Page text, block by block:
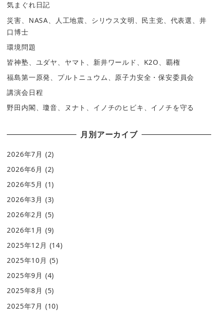
気まぐれ日記
災害、NASA、人工地震、シリウス文明、民主党、代表選、井
口博士
環境問題
皆神塾、ユダヤ、ヤマト、新井ワールド、K2O、覇権
福島第一原発、プルトニュウム、原子力安全・保安委員会
講演会日程
野田内閣、瓊音、ヌナト、イノチのヒビキ、イノチを守る
月別アーカイブ
2026年7月 (2)
2026年6月 (2)
2026年5月 (1)
2026年3月 (3)
2026年2月 (5)
2026年1月 (9)
2025年12月 (14)
2025年10月 (5)
2025年9月 (4)
2025年8月 (5)
2025年7月 (10)